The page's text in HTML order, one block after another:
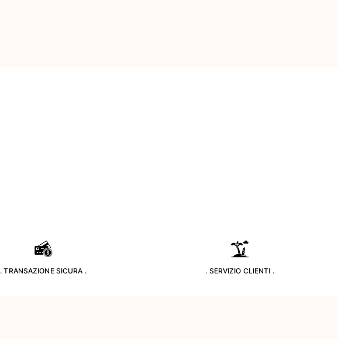
. TRANSAZIONE SICURA . . SERVIZIO CLIENTI .